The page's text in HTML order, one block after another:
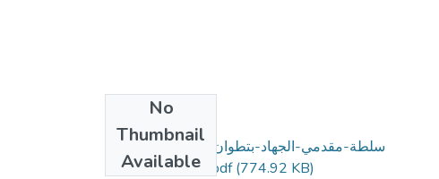
No
Thumbnail
Available
سلطة-مقدمي-الجهاد-بتطوان-وشفشاون-خلال-
القرن-16-ميلادي.pdf(774.92 KB)